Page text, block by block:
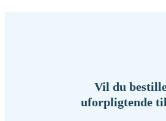
Vil du
uforpligtende